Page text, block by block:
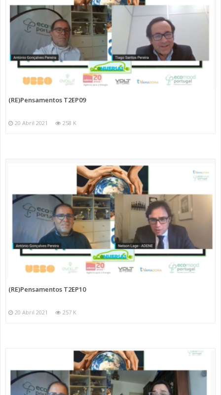
(RE)Pensamentos T2EP09
20 Abril 2021 258 K
(RE)Pensamentos T2EP10
20 Abril 2021 257 K